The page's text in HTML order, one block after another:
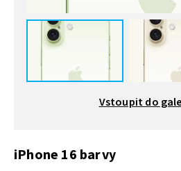
Vstoupit do
iPhone 16 barvy